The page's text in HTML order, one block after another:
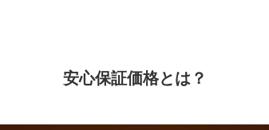
安心保証価格とは？